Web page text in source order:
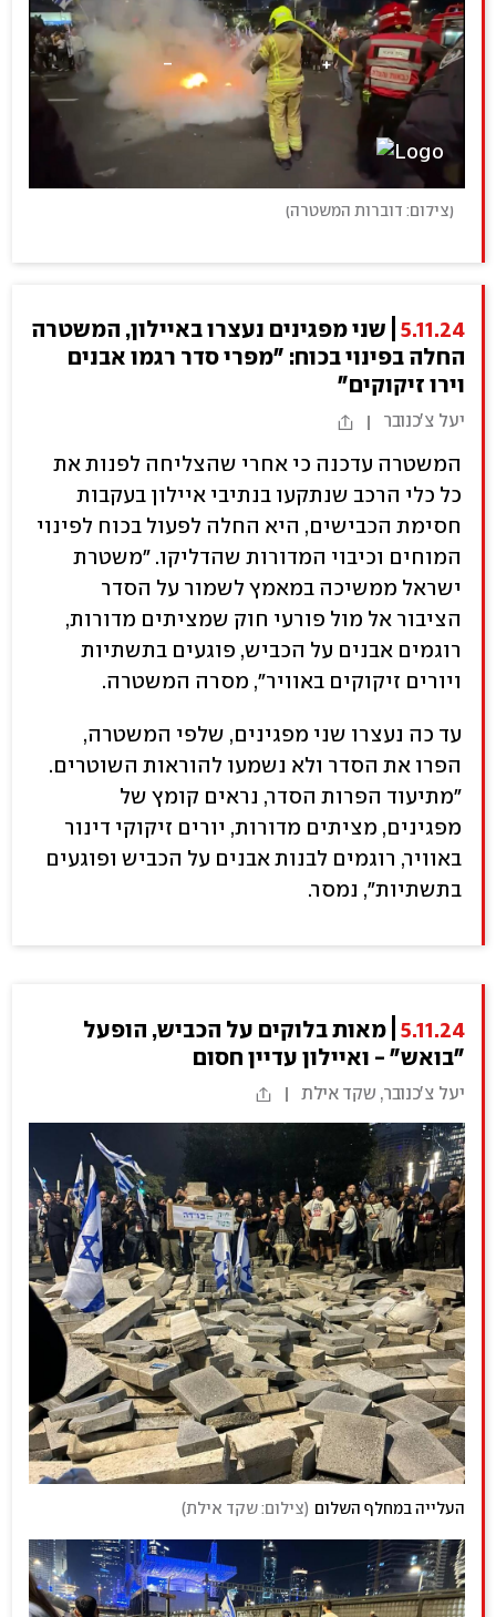
(צילום: דוברות המשטרה)
5.11.24
שני מפגינים נעצרו באיילון, המשטרה
החלה בפינוי בכוח: "מפרי סדר רגמו אבנים
וירו זיקוקים"
יעל צ'כנובר
המשטרה עדכנה כי אחרי שהצליחה לפנות את
כל כלי הרכב שנתקעו בנתיבי איילון בעקבות
חסימת הכבישים, היא החלה לפעול בכוח לפינוי
המוחים וכיבוי המדורות שהדליקו. "משטרת
ישראל ממשיכה במאמץ לשמור על הסדר
הציבור אל מול פורעי חוק שמציתים מדורות,
רוגמים אבנים על הכביש, פוגעים בתשתיות
ויורים זיקוקים באוויר", מסרה המשטרה.
עד כה נעצרו שני מפגינים, שלפי המשטרה,
הפרו את הסדר ולא נשמעו להוראות השוטרים.
"מתיעוד הפרות הסדר, נראים קומץ של
מפגינים, מציתים מדורות, יורים זיקוקי דינור
באוויר, רוגמים לבנות אבנים על הכביש ופוגעים
בתשתיות", נמסר.
5.11.24
מאות בלוקים על הכביש, הופעל
"בואש" - ואיילון עדיין חסום
יעל צ'כנובר, שקד אילת
העלייה במחלף השלום (צילום: שקד אילת)